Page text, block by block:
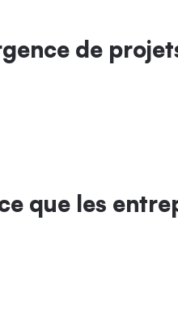
de
que les